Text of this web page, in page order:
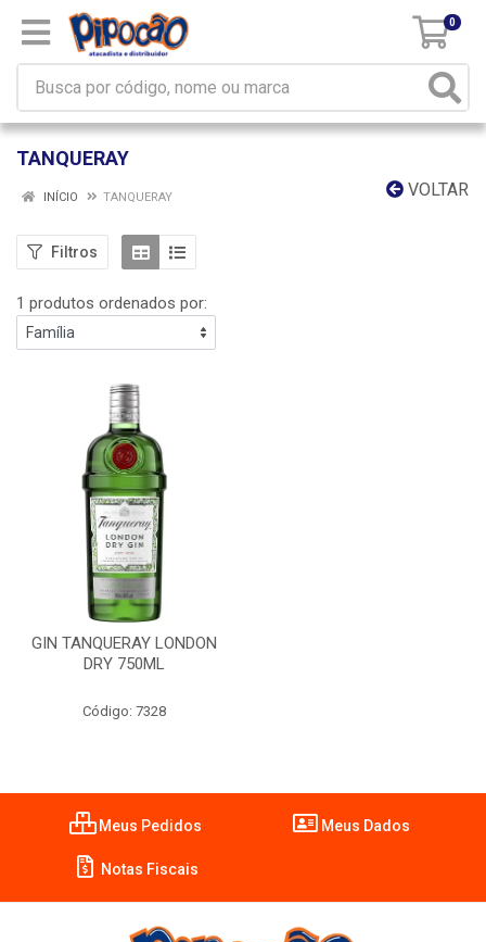
0
TANQUERAY
VOLTAR
INÍCIO TANQUERAY
Filtros
1 produtos ordenados por:
GIN TANQUERAY LONDON
DRY 750ML
Código: 7328
Meus Pedidos Meus Dados
Notas Fiscais